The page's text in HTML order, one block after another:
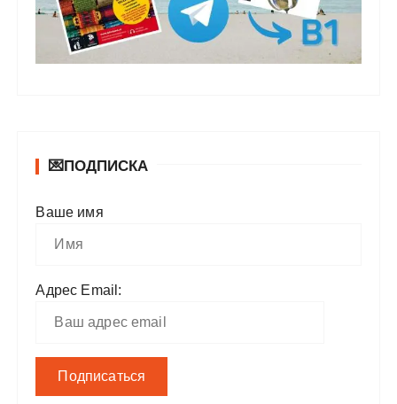
💌ПОДПИСКА
Ваше имя
Адрес Email: